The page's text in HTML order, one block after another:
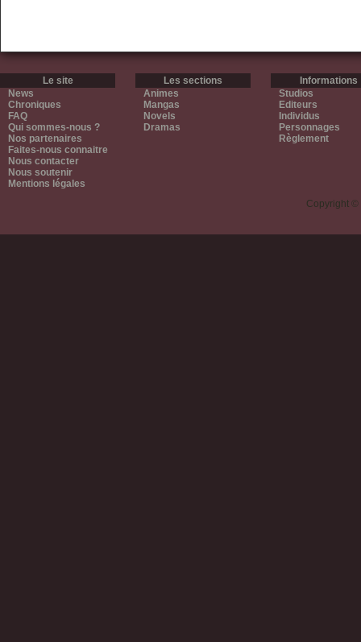
Le site
News
Chroniques
FAQ
Qui sommes-nous ?
Nos partenaires
Faites-nous connaitre
Nous contacter
Nous soutenir
Mentions légales
Les sections
Animes
Mangas
Novels
Dramas
Informations
Studios
Editeurs
Individus
Personnages
Règlement
Copyright ©